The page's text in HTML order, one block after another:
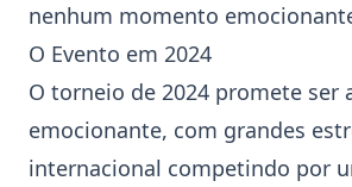
nenhum momento
O Evento em 2024
O torneio de 2024 promete ser
emocionante, com grandes
internacional competindo por